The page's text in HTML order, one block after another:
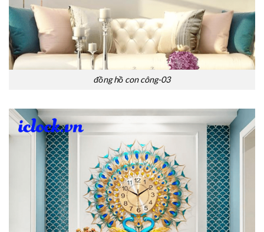
đồng hồ con công-03